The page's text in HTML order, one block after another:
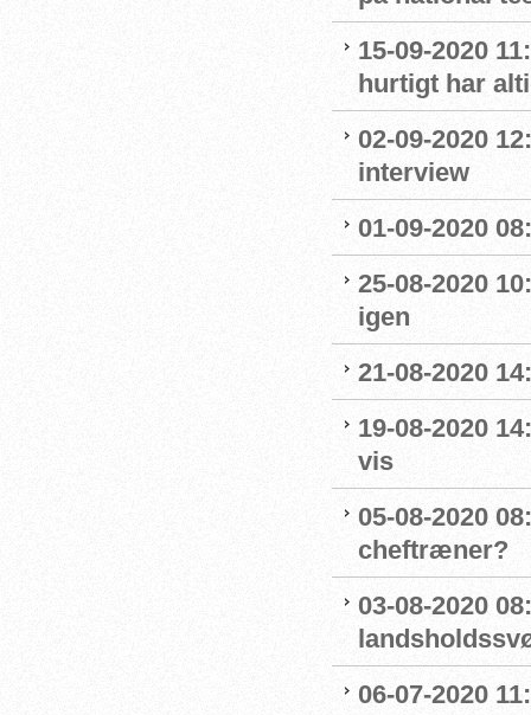
15-09-2020
hurtigt har
02-09-2020
interview
01-09-2020
25-08-2020
igen
21-08-2020
19-08-2020
vis
05-08-2020
cheftræner?
03-08-2020
06-07-2020